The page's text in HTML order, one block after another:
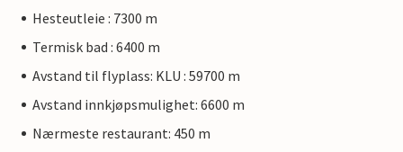
Hesteutleie : 7300 m
Termisk bad : 6400 m
Avstand til flyplass: KLU : 59700 m
Avstand innkjøpsmulighet: 6600 m
Nærmeste restaurant: 450 m